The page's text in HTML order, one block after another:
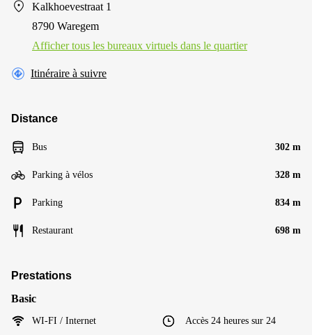
Kalkhoevestraat 1
8790 Waregem
Afficher tous les bureaux virtuels dans le quartier
Itinéraire à suivre
Distance
Bus 302 m
Parking à vélos 328 m
Parking 834 m
Restaurant 698 m
Prestations
Basic
WI-FI / Internet Accès 24 heures sur 24